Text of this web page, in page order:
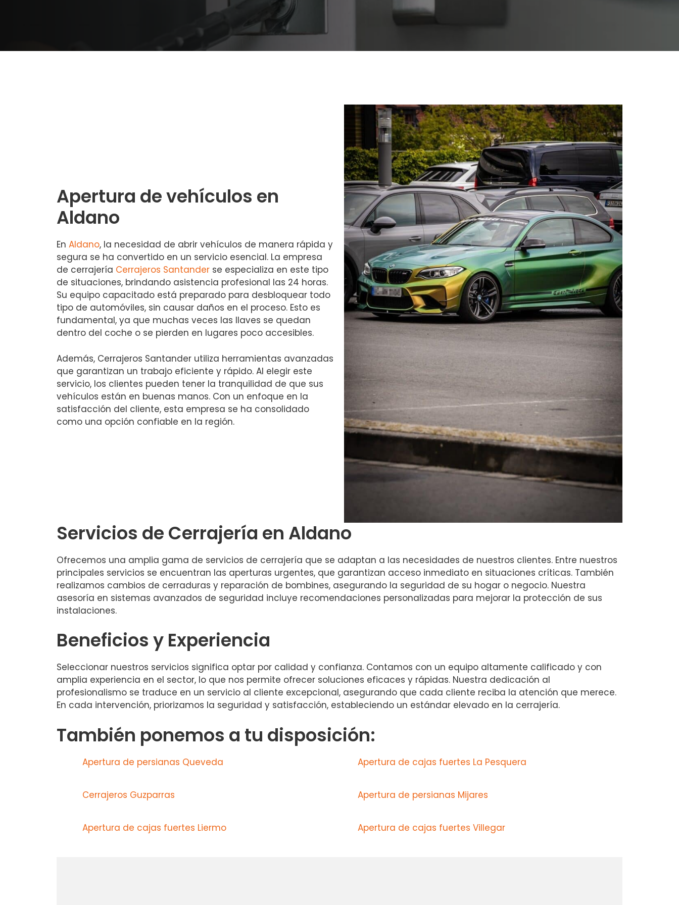
Apertura de vehículos en
Aldano
En Aldano, la necesidad de abrir vehículos de manera rápida y
segura se ha convertido en un servicio esencial. La empresa
de cerrajería Cerrajeros Santander se especializa en este tipo
de situaciones, brindando asistencia profesional las 24 horas.
Su equipo capacitado está preparado para desbloquear todo
tipo de automóviles, sin causar daños en el proceso. Esto es
fundamental, ya que muchas veces las llaves se quedan
dentro del coche o se pierden en lugares poco accesibles.
Además, Cerrajeros Santander utiliza herramientas avanzadas
que garantizan un trabajo eficiente y rápido. Al elegir este
servicio, los clientes pueden tener la tranquilidad de que sus
vehículos están en buenas manos. Con un enfoque en la
satisfacción del cliente, esta empresa se ha consolidado
como una opción confiable en la región.
Servicios de Cerrajería en Aldano
Ofrecemos una amplia gama de servicios de cerrajería que se adaptan a las necesidades de nuestros clientes. Entre nuestros
principales servicios se encuentran las aperturas urgentes, que garantizan acceso inmediato en situaciones críticas. También
realizamos cambios de cerraduras y reparación de bombines, asegurando la seguridad de su hogar o negocio. Nuestra
asesoría en sistemas avanzados de seguridad incluye recomendaciones personalizadas para mejorar la protección de sus
instalaciones.
Beneficios y Experiencia
Seleccionar nuestros servicios significa optar por calidad y confianza. Contamos con un equipo altamente calificado y con
amplia experiencia en el sector, lo que nos permite ofrecer soluciones eficaces y rápidas. Nuestra dedicación al
profesionalismo se traduce en un servicio al cliente excepcional, asegurando que cada cliente reciba la atención que merece.
En cada intervención, priorizamos la seguridad y satisfacción, estableciendo un estándar elevado en la cerrajería.
También ponemos a tu disposición:
Apertura de persianas Queveda Apertura de cajas fuertes La Pesquera
Cerrajeros Guzparras Apertura de persianas Mijares
Apertura de cajas fuertes Liermo Apertura de cajas fuertes Villegar